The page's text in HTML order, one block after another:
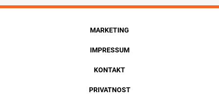
MARKETING
IMPRESSUM
KONTAKT
PRIVATNOST